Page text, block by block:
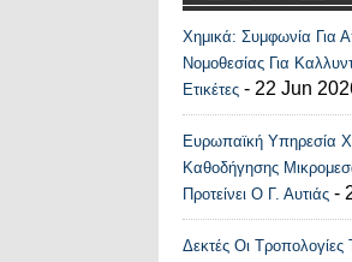
Χημικά: Συμφωνία Για
Νομοθεσίας Για
Ετικέτες - 22 Jun
Ευρωπαϊκή Υπηρεσία
Καθοδήγησης
Προτείνει Ο Γ. Αυτιάς -
Δεκτές Οι